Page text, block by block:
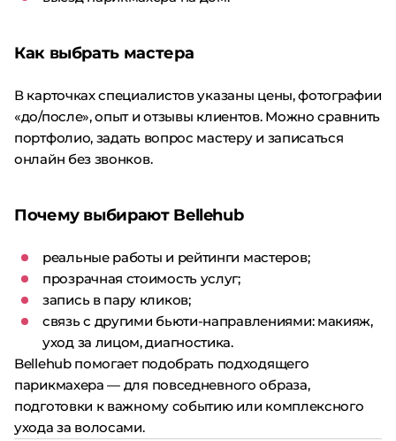
Как выбрать мастера
В карточках специалистов указаны цены, фотографии
«до/после», опыт и отзывы клиентов. Можно сравнить
портфолио, задать вопрос мастеру и записаться
онлайн без звонков.
Почему выбирают Bellehub
реальные работы и рейтинги мастеров;
прозрачная стоимость услуг;
запись в пару кликов;
связь с другими бьюти-направлениями: макияж,
уход за лицом, диагностика.
Bellehub помогает подобрать подходящего
парикмахера — для повседневного образа,
подготовки к важному событию или комплексного
ухода за волосами.